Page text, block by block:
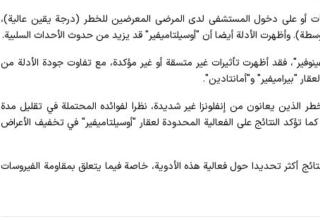
أو على دخول المستشفى لدى المرضى المعرضين للخطر (درجة يقين عالية)،
فقد أظهرت تأثيرات غير متسقة أو غير مؤكدة، مع تفاوت جودة الأدلة من
"بيراميفير" و"أمانتادين".
الذين يعانون من إنفلونزا غير شديدة، نظرا لفوائده المحتملة في تقليل مدة
النتائج على الفعالية المحدودة لعقار "أوسيلتاميفير" في تخفيف الأعراض
أكثر تحديدا حول فعالية هذه الأدوية، خاصة فيما يتعلق بمقاومة الفيروسات